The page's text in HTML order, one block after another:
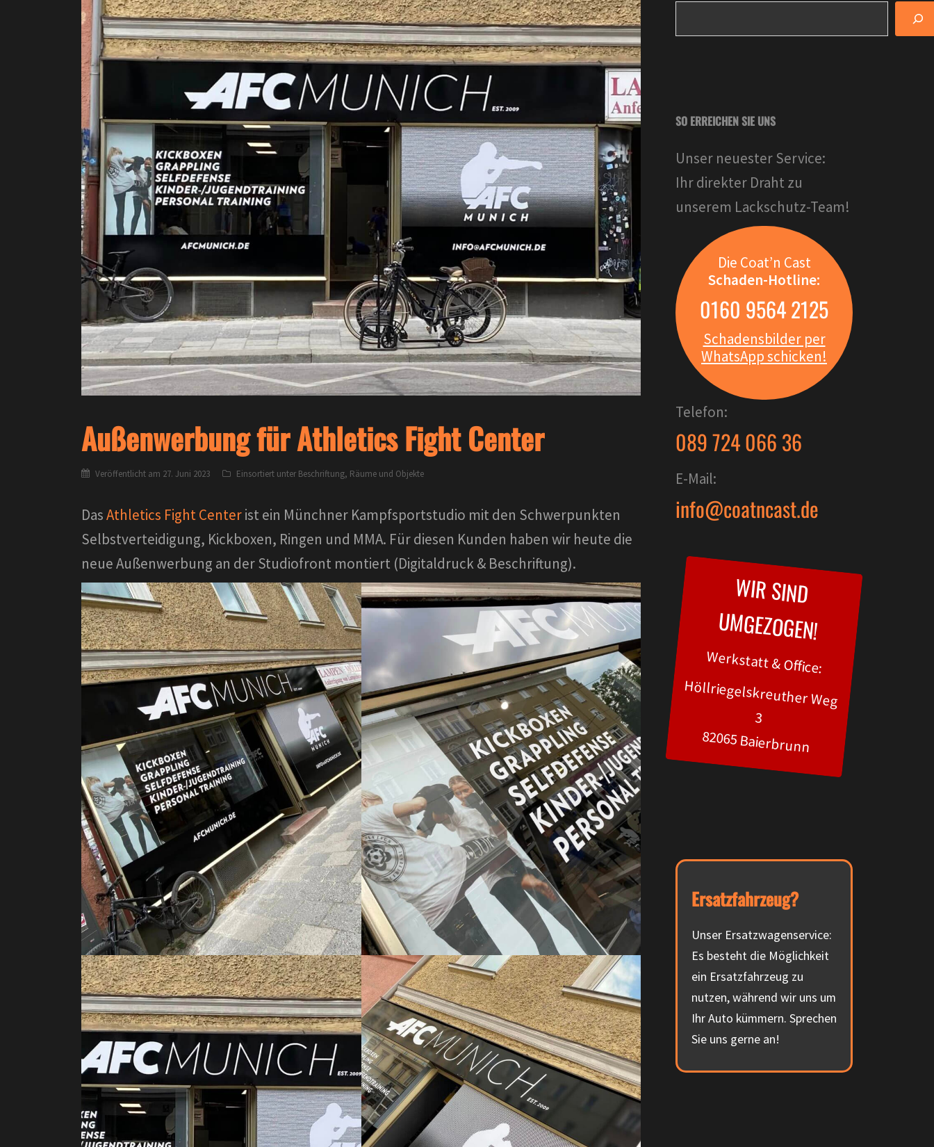
Außenwerbung für Athletics Fight Center
Veröffentlicht am 27. Juni 2023 Einsortiert unter Beschriftung, Räume und Objekte
DasAthletics Fight Centerist ein Münchner Kampfsportstudio mit den Schwerpunkten
Selbstverteidigung, Kickboxen, Ringen und MMA. Für diesen Kunden haben wir heute die
neue Außenwerbung an der Studiofront montiert (Digitaldruck & Beschriftung).
SO ERREICHEN SIE UNS
Unser neuester Service:
Ihr direkter Draht zu
unserem Lackschutz-Team!
Die Coat’n Cast
Schaden-Hotline:
0160 9564 2125
Schadensbilder per
WhatsApp schicken!
Telefon:
089 724 066 36
E-Mail:
info@coatncast.de
W
IR SIND
UM
GEZOGEN!
Werkstatt & Office:
Höllriegelskreuther Weg
3
82065 Baierbrunn
Ersatzfahrzeug?
Unser Ersatzwagenservice:
Es besteht die Möglichkeit
ein Ersatzfahrzeug zu
nutzen, während wir uns um
Ihr Auto kümmern. Sprechen
Sie uns gerne an!